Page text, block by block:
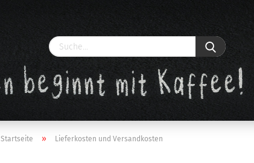
Startseite » Lieferkosten und Versandkosten